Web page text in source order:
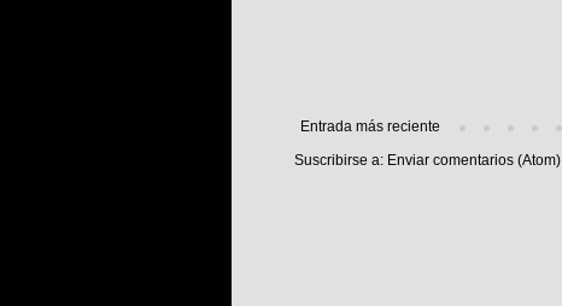
Entrada más reciente
Suscribirse a: Enviar comentarios (Atom)